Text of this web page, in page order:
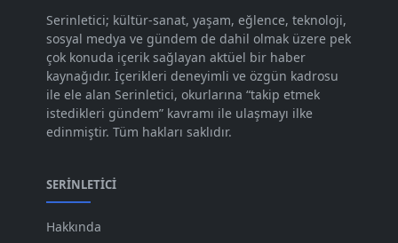
Kas 2023
Eki 2023 [73]
Eyl 2023 [73]
Ağu 2023 [74]
Tem 2023 [76]
Haz 2023
May 2023
Serinletici; kültür-sanat, yaşam, eğlence, teknoloji,
sosyal medya ve gündem de dahil olmak üzere pek
çok konuda içerik sağlayan aktüel bir haber
kaynağıdır. İçerikleri deneyimli ve özgün kadrosu
ile ele alan Serinletici, okurlarına “takip etmek
istedikleri gündem” kavramı ile ulaşmayı ilke
edinmiştir. Tüm hakları saklıdır.
SERINLETICI
Hakkında